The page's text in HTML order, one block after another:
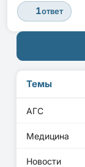
1ответ
Темы
АГС
Медицина
Новости